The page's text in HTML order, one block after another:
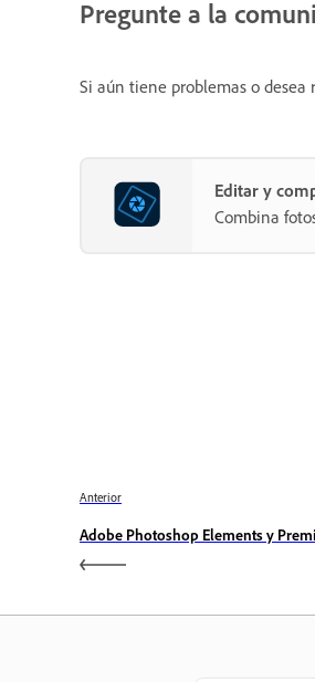
Pregunte a la
Si aún tiene problemas o
Editar y
Combina
Anterior
Adobe Photoshop Elements y